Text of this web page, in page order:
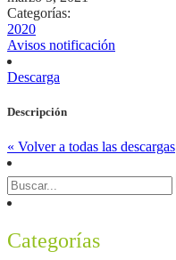
Categorías:
2020
Avisos notificación
Descarga
Descripción
« Volver a todas las descargas
Categorías